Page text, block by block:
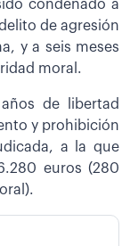
condenado a
de agresión
y a seis meses
moral.
de libertad
y prohibición
a la que
euros (280